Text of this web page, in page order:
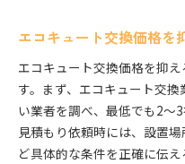
エコキュート交
方法
エコキュート交
長く安心できるエコ
エコキュート交換
エコキュート交換価格を
エコキュート交換価格を抑
す。まず、エコキュート交
い業者を調べ、最低でも2～
見積もり依頼時には、設置
ど具体的な条件を正確に伝え